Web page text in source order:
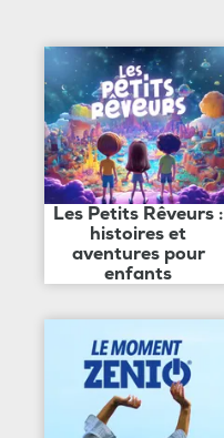
Les Petits Rêveurs :
histoires et
aventures pour
enfants